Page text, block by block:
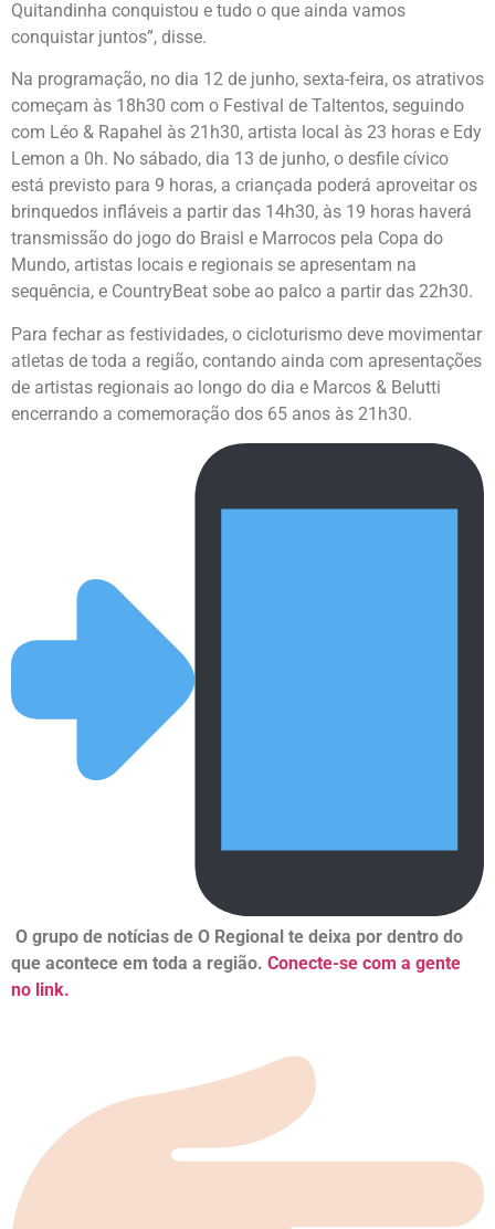
Quitandinha conquistou e tudo o que ainda vamos
conquistar juntos”, disse.
Na programação, no dia 12 de junho, sexta-feira, os atrativos
começam às 18h30 com o Festival de Taltentos, seguindo
com Léo & Rapahel às 21h30, artista local às 23 horas e Edy
Lemon a 0h. No sábado, dia 13 de junho, o desfile cívico
está previsto para 9 horas, a criançada poderá aproveitar os
brinquedos infláveis a partir das 14h30, às 19 horas haverá
transmissão do jogo do Braisl e Marrocos pela Copa do
Mundo, artistas locais e regionais se apresentam na
sequência, e CountryBeat sobe ao palco a partir das 22h30.
Para fechar as festividades, o cicloturismo deve movimentar
atletas de toda a região, contando ainda com apresentações
de artistas regionais ao longo do dia e Marcos & Belutti
encerrando a comemoração dos 65 anos às 21h30.
O grupo de notícias de O Regional te deixa por dentro do
que acontece em toda a região. Conecte-se com a gente
no link.